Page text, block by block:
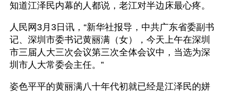
知道江泽民内幕的人都说，老江对半边床最心疼。
人民网3月3日讯，“新华社报导，中共广东省委副书
记、深圳市委书记黄丽满（女），今天上午在深圳
市三届人大三次会议第三次全体会议中，当选为深
圳市人大常委会主任。”
姿色平平的黄丽满八十年代初就已经是江泽民的姘